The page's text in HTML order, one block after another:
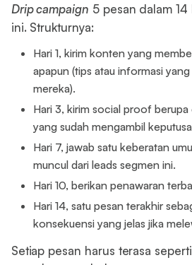
Drip campaign 5 pesan dalam
ini. Strukturnya:
Hari 1, kirim konten yang
apapun (tips atau informasi
mereka).
Hari 3, kirim social proof
yang sudah mengambil
Hari 7, jawab satu keberatan
muncul dari leads segmen ini.
Hari 10, berikan penawaran
Hari 14, satu pesan terakhir
konsekuensi yang jelas jika
Setiap pesan harus terasa